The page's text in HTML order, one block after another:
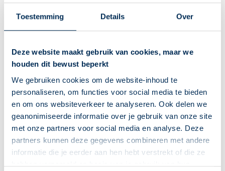
Toestemming Details Over
Deze website maakt gebruik van cookies, maar we
houden dit bewust beperkt
We gebruiken cookies om de website-inhoud te
personaliseren, om functies voor social media te bieden
en om ons websiteverkeer te analyseren. Ook delen we
geanonimiseerde informatie over je gebruik van onze site
met onze partners voor social media en analyse. Deze
partners kunnen deze gegevens combineren met andere
informatie die je eerder aan hen hebt verstrekt of die ze
hebben verzameld op basis van je gebruik van hun
oogdruppels
Bij de oogziekte glaucoom.
Gebruik brinzolamide oogdruppels elke dag. Dan heeft u
De oogboldruk wordt binnen enkele weken minder.
U kunt last krijgen van wazig zien, prikkelend gevoel of pijn
in het oog, rode, geïrriteerde ogen en het gevoel dat er
iets in het oog zit. Een lichte irritatie na het druppelen is
normaal. Dit verdwijnt vanzelf.
Oogdruppelen is niet makkelijk. Laat een
apotheekmedewerker het u voordoen. Of bekijk het